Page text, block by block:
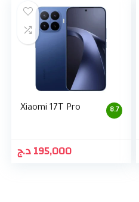
8.7
Xiaomi 17T Pro
195,000د.ج